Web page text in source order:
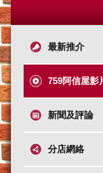
最新推介
759阿信屋影
新聞及評論
分店網絡